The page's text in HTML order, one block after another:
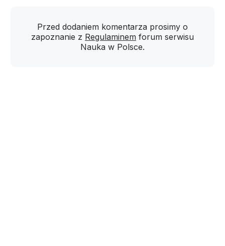
Przed dodaniem komentarza prosimy o
zapoznanie z Regulaminem forum serwisu
Nauka w Polsce.